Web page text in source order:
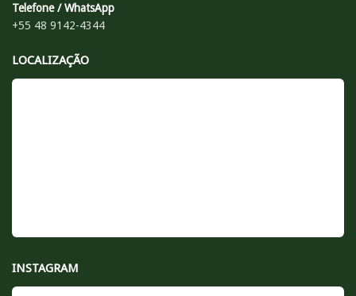
Telefone / WhatsApp
+55 48 9142-4344
LOCALIZAÇÃO
INSTAGRAM